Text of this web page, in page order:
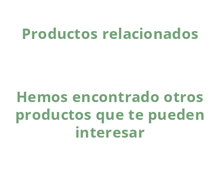
Productos relacionados
Hemos encontrado otros
productos que te pueden
interesar